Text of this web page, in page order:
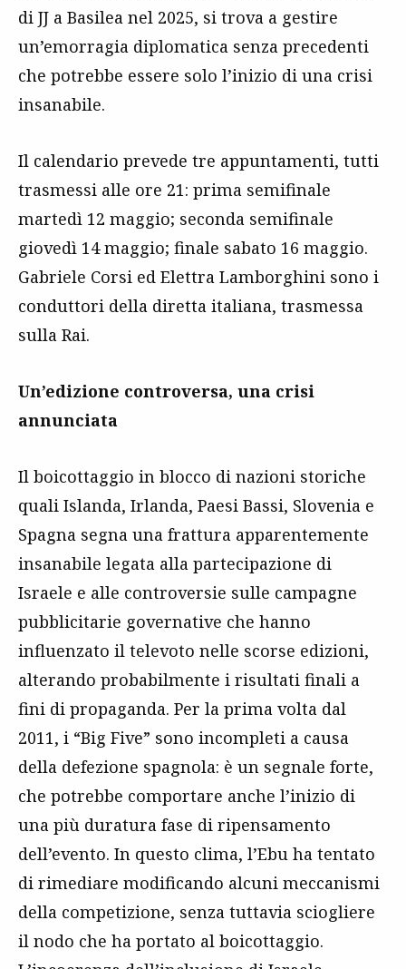
di JJ a Basilea nel 2025, si trova a gestire
un’emorragia diplomatica senza precedenti
che potrebbe essere solo l’inizio di una crisi
insanabile.
Il calendario prevede tre appuntamenti, tutti
trasmessi alle ore 21: prima semifinale
martedì 12 maggio; seconda semifinale
giovedì 14 maggio; finale sabato 16 maggio.
Gabriele Corsi ed Elettra Lamborghini sono i
conduttori della diretta italiana, trasmessa
sulla Rai.
Un’edizione controversa, una crisi
annunciata
Il boicottaggio in blocco di nazioni storiche
quali Islanda, Irlanda, Paesi Bassi, Slovenia e
Spagna segna una frattura apparentemente
insanabile legata alla partecipazione di
Israele e alle controversie sulle campagne
pubblicitarie governative che hanno
influenzato il televoto nelle scorse edizioni,
alterando probabilmente i risultati finali a
fini di propaganda. Per la prima volta dal
2011, i “Big Five” sono incompleti a causa
della defezione spagnola: è un segnale forte,
che potrebbe comportare anche l’inizio di
una più duratura fase di ripensamento
dell’evento. In questo clima, l’Ebu ha tentato
di rimediare modificando alcuni meccanismi
della competizione, senza tuttavia sciogliere
il nodo che ha portato al boicottaggio.